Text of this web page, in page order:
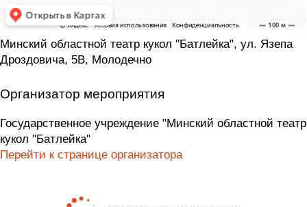
Минский областной театр кукол "Батлейка", ул. Язепа
Дроздовича, 5В, Молодечно
Организатор мероприятия
Государственное учреждение "Минский областной театр
кукол "Батлейка"
Перейти к странице организатора